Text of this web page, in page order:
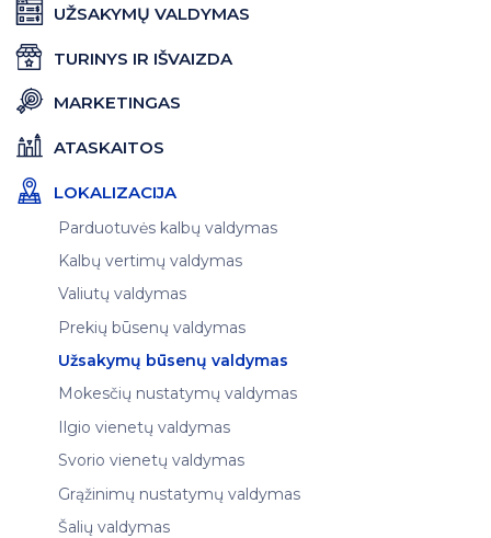
UŽSAKYMŲ VALDYMAS
TURINYS IR IŠVAIZDA
MARKETINGAS
ATASKAITOS
LOKALIZACIJA
Parduotuvės kalbų valdymas
Kalbų vertimų valdymas
Valiutų valdymas
Prekių būsenų valdymas
Užsakymų būsenų valdymas
Mokesčių nustatymų valdymas
Ilgio vienetų valdymas
Svorio vienetų valdymas
Grąžinimų nustatymų valdymas
Šalių valdymas